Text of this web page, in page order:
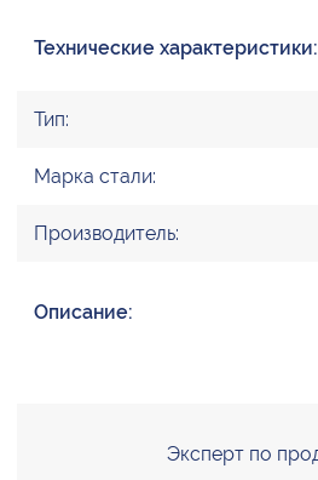
Технические характеристики:
Тип:
Марка стали:
Производитель:
Описание:
Эксперт по